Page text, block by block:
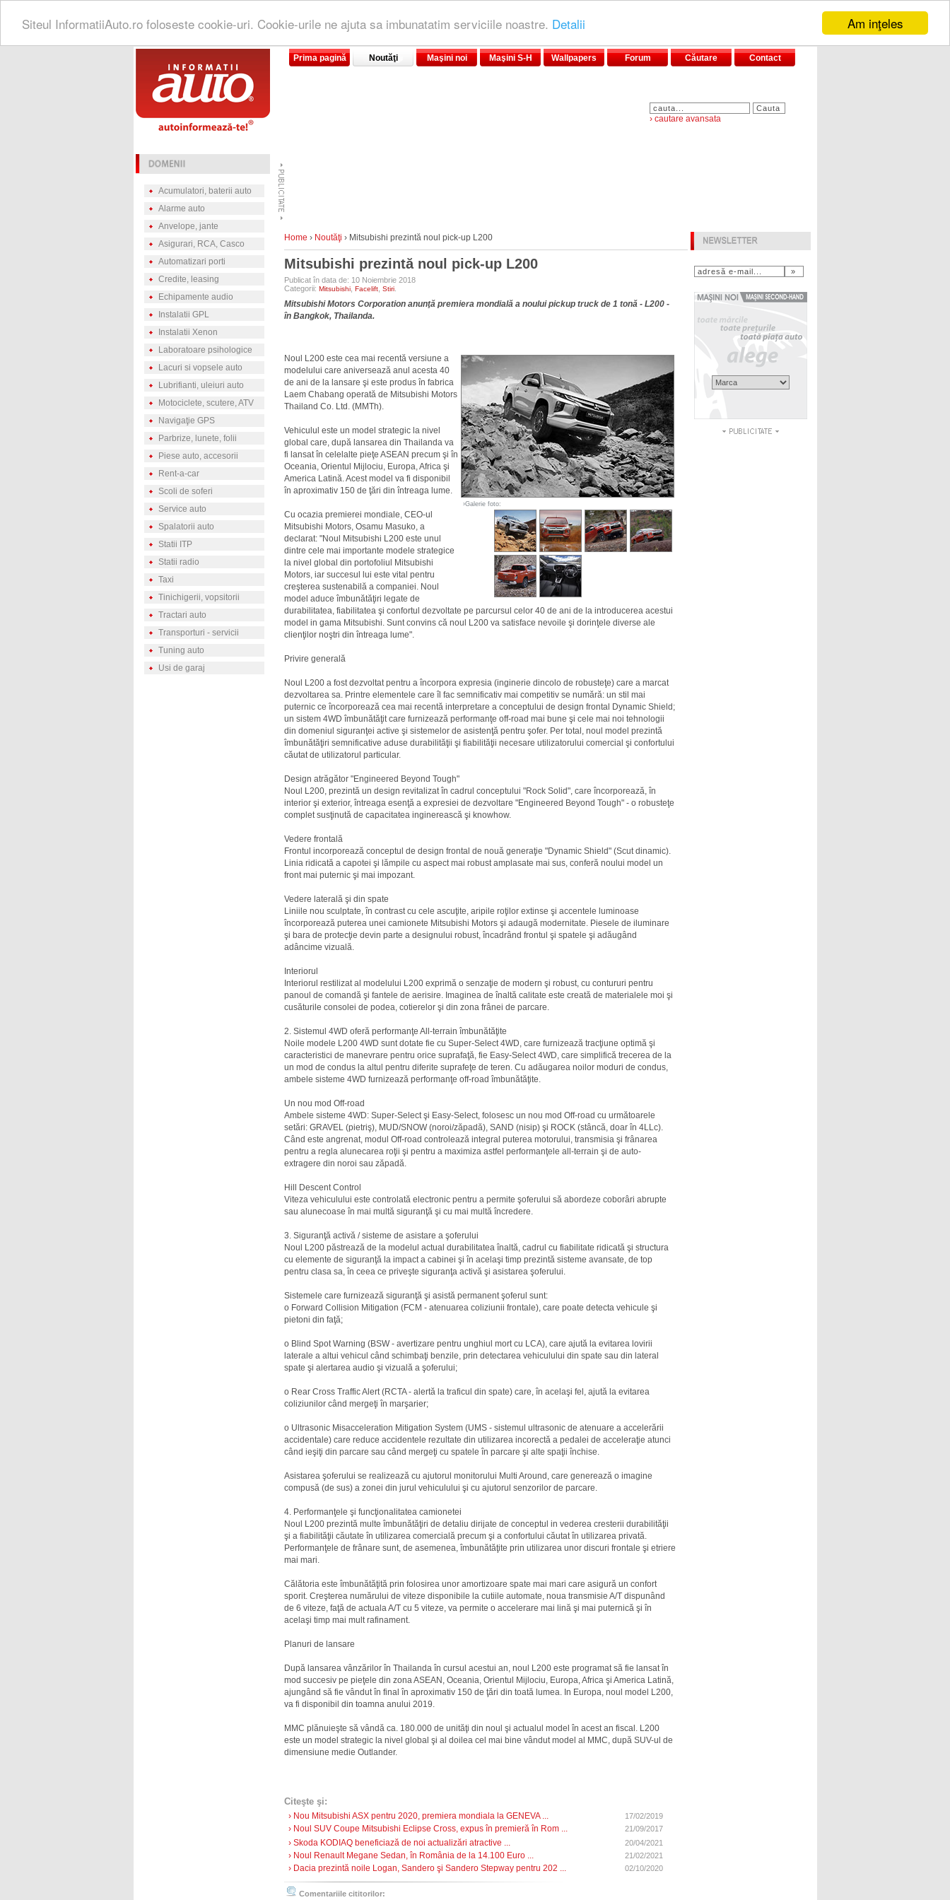
Am inţeles
Siteul InformatiiAuto.ro foloseste cookie-uri. Cookie-urile ne ajuta sa imbunatatim serviciile noastre. Detalii
Prima pagină Noutăţi Maşini noi Maşini S-H Wallpapers Forum Căutare Contact
› cautare avansata
Acumulatori, baterii auto
Alarme auto
Anvelope, jante
Asigurari, RCA, Casco
Automatizari porti
Credite, leasing
Echipamente audio
Instalatii GPL
Instalatii Xenon
Laboratoare psihologice
Lacuri si vopsele auto
Lubrifianti, uleiuri auto
Motociclete, scutere, ATV
Navigaţie GPS
Parbrize, lunete, folii
Piese auto, accesorii
Rent-a-car
Scoli de soferi
Service auto
Spalatorii auto
Statii ITP
Statii radio
Taxi
Tinichigerii, vopsitorii
Tractari auto
Transporturi - servicii
Tuning auto
Usi de garaj
Home › Noutăţi ›Mitsubishi prezintă noul pick-up L200
Mitsubishi prezintă noul pick-up L200
Publicat în data de: 10 Noiembrie 2018
Categorii: Mitsubishi, Facelift, Stiri.
Mitsubishi Motors Corporation anunţă premiera mondială a noului pickup truck de 1 tonă - L200 -
în Bangkok, Thailanda.
›Galerie foto:
Noul L200 este cea mai recentă versiune a
modelului care aniversează anul acesta 40
de ani de la lansare şi este produs în fabrica
Laem Chabang operată de Mitsubishi Motors
Thailand Co. Ltd. (MMTh).
Vehiculul este un model strategic la nivel
global care, după lansarea din Thailanda va
fi lansat în celelalte pieţe ASEAN precum şi în
Oceania, Orientul Mijlociu, Europa, Africa şi
America Latină. Acest model va fi disponibil
în aproximativ 150 de ţări din întreaga lume.
Cu ocazia premierei mondiale, CEO-ul
Mitsubishi Motors, Osamu Masuko, a
declarat: "Noul Mitsubishi L200 este unul
dintre cele mai importante modele strategice
la nivel global din portofoliul Mitsubishi
Motors, iar succesul lui este vital pentru
creşterea sustenabilă a companiei. Noul
model aduce îmbunătăţiri legate de
durabilitatea, fiabilitatea şi confortul dezvoltate pe parcursul celor 40 de ani de la introducerea acestui
model in gama Mitsubishi. Sunt convins că noul L200 va satisface nevoile şi dorinţele diverse ale
clienţilor noştri din întreaga lume".
Privire generală
Noul L200 a fost dezvoltat pentru a încorpora expresia (inginerie dincolo de robusteţe) care a marcat
dezvoltarea sa. Printre elementele care îl fac semnificativ mai competitiv se numără: un stil mai
puternic ce încorporează cea mai recentă interpretare a conceptului de design frontal Dynamic Shield;
un sistem 4WD îmbunătăţit care furnizează performanţe off-road mai bune şi cele mai noi tehnologii
din domeniul siguranţei active şi sistemelor de asistenţă pentru şofer. Per total, noul model prezintă
îmbunătăţiri semnificative aduse durabilităţii şi fiabilităţii necesare utilizatorului comercial şi confortului
căutat de utilizatorul particular.
Design atrăgător "Engineered Beyond Tough"
Noul L200, prezintă un design revitalizat în cadrul conceptului "Rock Solid", care încorporează, în
interior şi exterior, întreaga esenţă a expresiei de dezvoltare "Engineered Beyond Tough" - o robusteţe
complet susţinută de capacitatea inginerească şi knowhow.
Vedere frontală
Frontul incorporează conceptul de design frontal de nouă generaţie "Dynamic Shield" (Scut dinamic).
Linia ridicată a capotei şi lămpile cu aspect mai robust amplasate mai sus, conferă noului model un
front mai puternic şi mai impozant.
Vedere laterală şi din spate
Liniile nou sculptate, în contrast cu cele ascuţite, aripile roţilor extinse şi accentele luminoase
încorporează puterea unei camionete Mitsubishi Motors şi adaugă modernitate. Piesele de iluminare
şi bara de protecţie devin parte a designului robust, încadrând frontul şi spatele şi adăugând
adâncime vizuală.
Interiorul
Interiorul restilizat al modelului L200 exprimă o senzaţie de modern şi robust, cu contururi pentru
panoul de comandă şi fantele de aerisire. Imaginea de înaltă calitate este creată de materialele moi şi
cusăturile consolei de podea, cotierelor şi din zona frânei de parcare.
2. Sistemul 4WD oferă performanţe All-terrain îmbunătăţite
Noile modele L200 4WD sunt dotate fie cu Super-Select 4WD, care furnizează tracţiune optimă şi
caracteristici de manevrare pentru orice suprafaţă, fie Easy-Select 4WD, care simplifică trecerea de la
un mod de condus la altul pentru diferite suprafeţe de teren. Cu adăugarea noilor moduri de condus,
ambele sisteme 4WD furnizează performanţe off-road îmbunătăţite.
Un nou mod Off-road
Ambele sisteme 4WD: Super-Select şi Easy-Select, folosesc un nou mod Off-road cu următoarele
setări: GRAVEL (pietriş), MUD/SNOW (noroi/zăpadă), SAND (nisip) şi ROCK (stâncă, doar în 4LLc).
Când este angrenat, modul Off-road controlează integral puterea motorului, transmisia şi frânarea
pentru a regla alunecarea roţii şi pentru a maximiza astfel performanţele all-terrain şi de auto-
extragere din noroi sau zăpadă.
Hill Descent Control
Viteza vehiculului este controlată electronic pentru a permite şoferului să abordeze coborâri abrupte
sau alunecoase în mai multă siguranţă şi cu mai multă încredere.
3. Siguranţă activă / sisteme de asistare a şoferului
Noul L200 păstrează de la modelul actual durabilitatea înaltă, cadrul cu fiabilitate ridicată şi structura
cu elemente de siguranţă la impact a cabinei şi în acelaşi timp prezintă sisteme avansate, de top
pentru clasa sa, în ceea ce priveşte siguranţa activă şi asistarea şoferului.
Sistemele care furnizează siguranţă şi asistă permanent şoferul sunt:
o Forward Collision Mitigation (FCM - atenuarea coliziunii frontale), care poate detecta vehicule şi
pietoni din faţă;
o Blind Spot Warning (BSW - avertizare pentru unghiul mort cu LCA), care ajută la evitarea lovirii
laterale a altui vehicul când schimbaţi benzile, prin detectarea vehiculului din spate sau din lateral
spate şi alertarea audio şi vizuală a şoferului;
o Rear Cross Traffic Alert (RCTA - alertă la traficul din spate) care, în acelaşi fel, ajută la evitarea
coliziunilor când mergeţi în marşarier;
o Ultrasonic Misacceleration Mitigation System (UMS - sistemul ultrasonic de atenuare a accelerării
accidentale) care reduce accidentele rezultate din utilizarea incorectă a pedalei de acceleraţie atunci
când ieşiţi din parcare sau când mergeţi cu spatele în parcare şi alte spaţii închise.
Asistarea şoferului se realizează cu ajutorul monitorului Multi Around, care generează o imagine
compusă (de sus) a zonei din jurul vehiculului şi cu ajutorul senzorilor de parcare.
4. Performanţele şi funcţionalitatea camionetei
Noul L200 prezintă multe îmbunătăţiri de detaliu dirijate de conceptul in vederea cresterii durabilităţii
şi a fiabilităţii căutate în utilizarea comercială precum şi a confortului căutat în utilizarea privată.
Performanţele de frânare sunt, de asemenea, îmbunătăţite prin utilizarea unor discuri frontale şi etriere
mai mari.
Călătoria este îmbunătăţită prin folosirea unor amortizoare spate mai mari care asigură un confort
sporit. Creşterea numărului de viteze disponibile la cutiile automate, noua transmisie A/T dispunând
de 6 viteze, faţă de actuala A/T cu 5 viteze, va permite o accelerare mai lină şi mai puternică şi în
acelaşi timp mai mult rafinament.
Planuri de lansare
După lansarea vânzărilor în Thailanda în cursul acestui an, noul L200 este programat să fie lansat în
mod succesiv pe pieţele din zona ASEAN, Oceania, Orientul Mijlociu, Europa, Africa şi America Latină,
ajungând să fie vândut în final în aproximativ 150 de ţări din toată lumea. In Europa, noul model L200,
va fi disponibil din toamna anului 2019.
MMC plănuieşte să vândă ca. 180.000 de unităţi din noul şi actualul model în acest an fiscal. L200
este un model strategic la nivel global şi al doilea cel mai bine vândut model al MMC, după SUV-ul de
dimensiune medie Outlander.
Citeşte şi:
› Nou Mitsubishi ASX pentru 2020, premiera mondiala la GENEVA ... 17/02/2019
› Noul SUV Coupe Mitsubishi Eclipse Cross, expus în premieră în Rom ... 21/09/2017
› Skoda KODIAQ beneficiază de noi actualizări atractive ... 20/04/2021
› Noul Renault Megane Sedan, în România de la 14.100 Euro ... 21/02/2021
› Dacia prezintă noile Logan, Sandero şi Sandero Stepway pentru 202 ... 02/10/2020
Comentariile cititorilor: